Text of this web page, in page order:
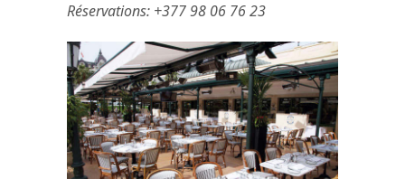
Réservations: +377 98 06 76 23